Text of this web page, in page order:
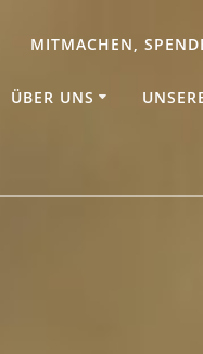
MITMACHEN,
ÜBER UNS